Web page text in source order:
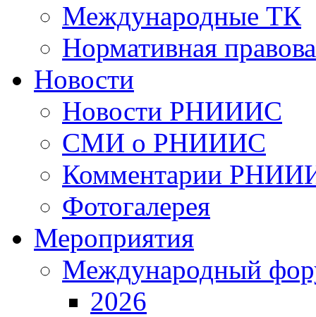
Международные ТК
Нормативная
Новости
Новости РНИИИС
СМИ о РНИИИС
Комментарии
Фотогалерея
Мероприятия
Международный
2026